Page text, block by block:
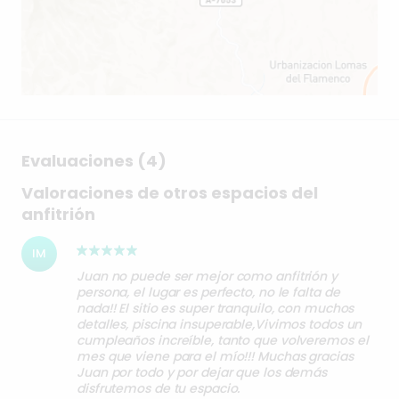
Evaluaciones (4)
Valoraciones de otros espacios del
anfitrión
IM
Juan no puede ser mejor como anfitrión y
persona, el lugar es perfecto, no le falta de
nada!! El sitio es super tranquilo, con muchos
detalles, piscina insuperable,Vivimos todos un
cumpleaños increíble, tanto que volveremos el
mes que viene para el mío!!! Muchas gracias
Juan por todo y por dejar que los demás
disfrutemos de tu espacio.